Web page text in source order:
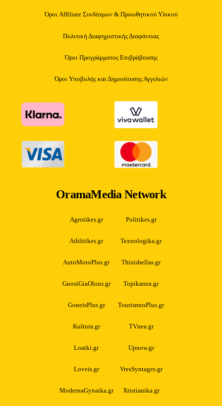
Όροι Affiliate Συνδέσμων & Προωθητικού Υλικού
Πολιτική Διαφημιστικής Διαφάνειας
Όροι Προγράμματος Επιβράβευσης
Όροι Υποβολής και Δημοσίευσης Αγγελιών
OramaMedia Network
Agrotikes.gr Politikes.gr
Athlitikes.gr Texnologika.gr
AutoMotoPlus.gr Thisishellas.gr
GnosiGiaOlous.gr Topikanea.gr
GoneisPlus.gr TourismosPlus.gr
Kultura.gr TVnea.gr
Loatki.gr Upnow.gr
Loveis.gr VresSyntages.gr
ModernaGynaika.gr Xristianika.gr